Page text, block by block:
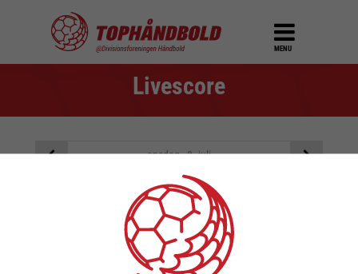
MENU
Livescore
onsdag - 8. juli
Der er ingen kampe på den
valgte dato